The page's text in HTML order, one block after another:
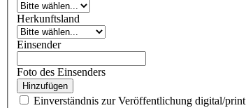
Herkunftsland
Einsender
Foto des Einsenders
Hinzufügen
Einverständnis zur Veröffentlichung digital/print